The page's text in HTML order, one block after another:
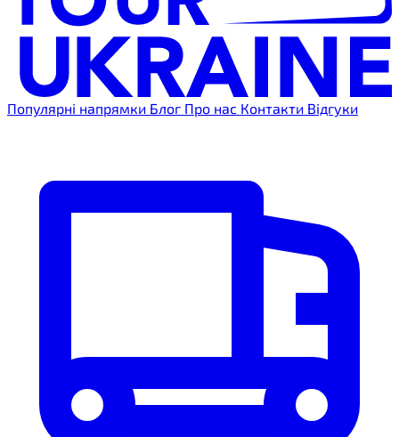
Популярні напрямки Блог Про нас Контакти Відгуки